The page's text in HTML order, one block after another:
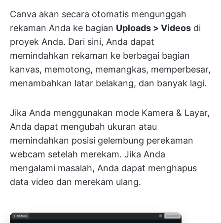
Canva akan secara otomatis mengunggah
rekaman Anda ke bagian Uploads > Videos di
proyek Anda. Dari sini, Anda dapat
memindahkan rekaman ke berbagai bagian
kanvas, memotong, memangkas, memperbesar,
menambahkan latar belakang, dan banyak lagi.
Jika Anda menggunakan mode Kamera & Layar,
Anda dapat mengubah ukuran atau
memindahkan posisi gelembung perekaman
webcam setelah merekam. Jika Anda
mengalami masalah, Anda dapat menghapus
data video dan merekam ulang.